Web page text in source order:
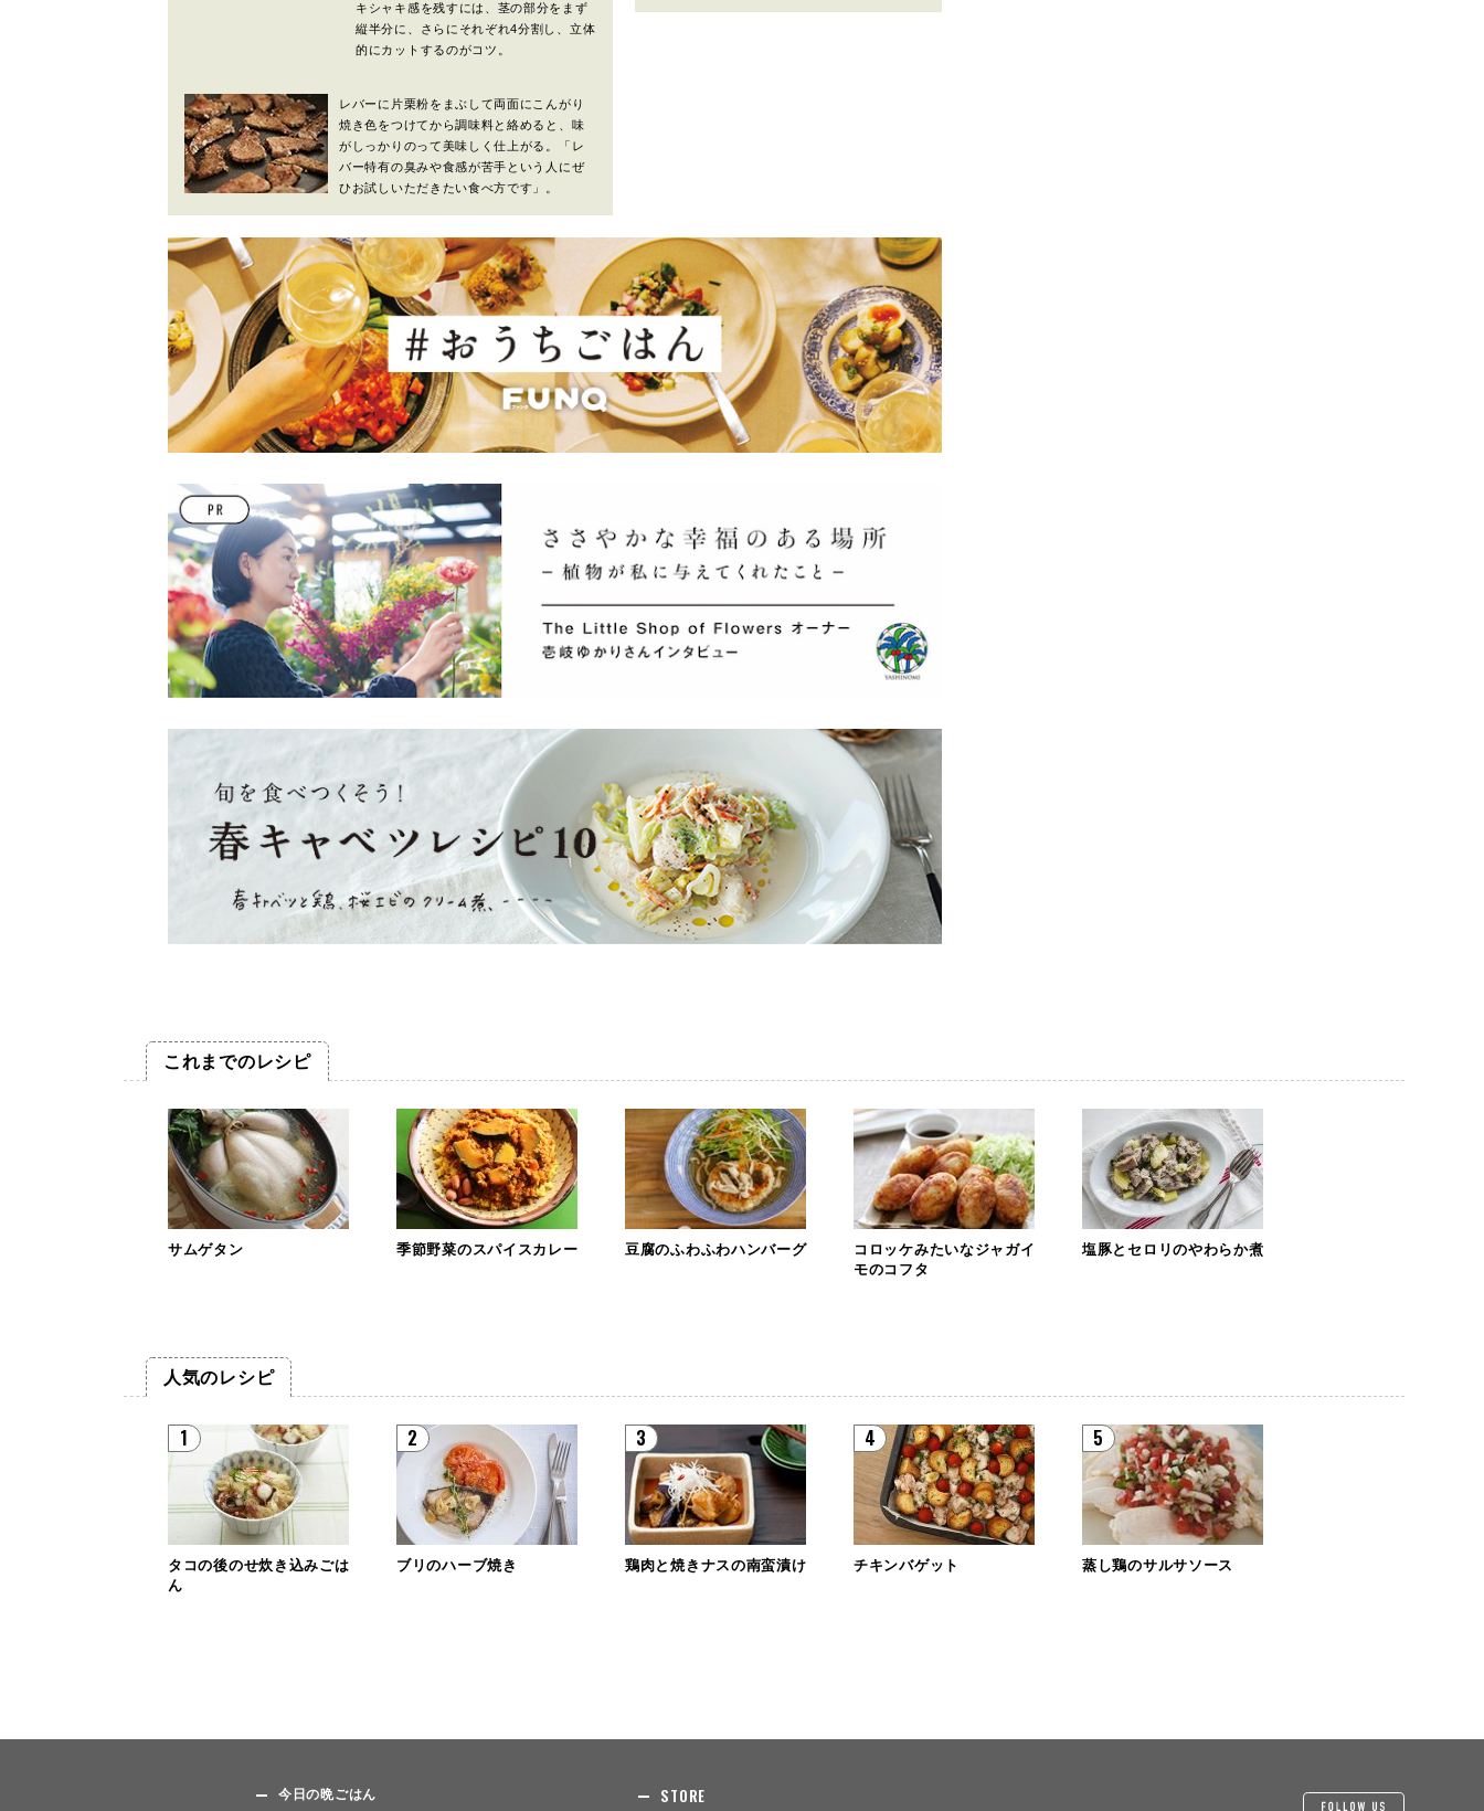
キシャキ感を残すには、茎の部分をまず
縦半分に、さらにそれぞれ4分割し、立体
的にカットするのがコツ。
レバーに片栗粉をまぶして両面にこんがり
焼き色をつけてから調味料と絡めると、味
がしっかりのって美味しく仕上がる。「レ
バー特有の臭みや食感が苦手という人にぜ
ひお試しいただきたい食べ方です」。
これまでのレシピ
サムゲタン 季節野菜のスパイスカレー 豆腐のふわふわハンバーグ
コロッケみたいなジャガイ
モのコフタ
塩豚とセロリのやわらか煮
人気のレシピ
1
タコの後のせ炊き込みごは
ん
2
ブリのハーブ焼き
3
鶏肉と焼きナスの南蛮漬け
4
チキンバゲット
5
蒸し鶏のサルサソース
今日の晩ごはん STORE